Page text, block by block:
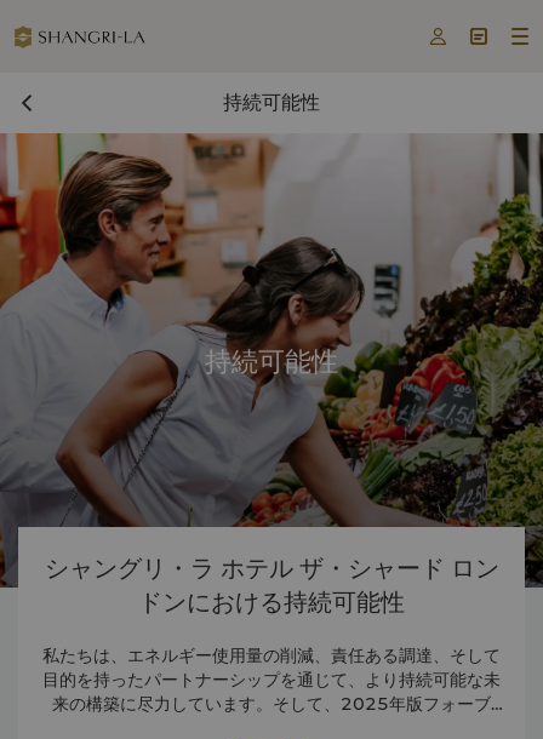
  
持続可能性
持続可能性
シャングリ・ラ ホテル ザ・シャード ロン
ドンにおける持続可能性
私たちは、エネルギー使用量の削減、責任ある調達、そして
目的を持ったパートナーシップを通じて、より持続可能な未
来の構築に尽力しています。そして、2025年版フォーブ